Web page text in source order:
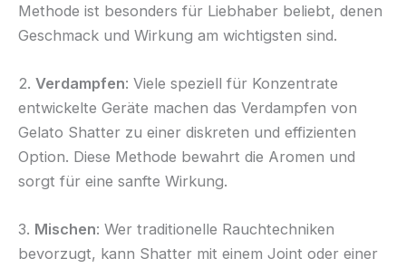
Methode ist besonders für Liebhaber beliebt, denen
Geschmack und Wirkung am wichtigsten sind.
2. Verdampfen: Viele speziell für Konzentrate
entwickelte Geräte machen das Verdampfen von
Gelato Shatter zu einer diskreten und effizienten
Option. Diese Methode bewahrt die Aromen und
sorgt für eine sanfte Wirkung.
3. Mischen: Wer traditionelle Rauchtechniken
bevorzugt, kann Shatter mit einem Joint oder einer